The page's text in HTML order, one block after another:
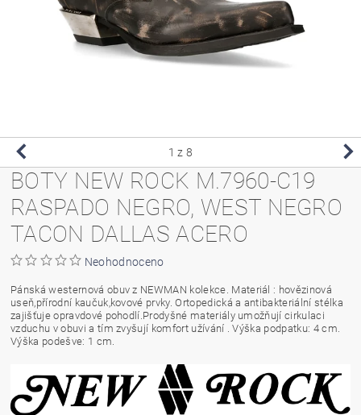
1 z 8
BOTY NEW ROCK M.7960-C19
RASPADO NEGRO, WEST NEGRO
TACON DALLAS ACERO
Neohodnoceno
Pánská westernová obuv z NEWMAN kolekce. Materiál : hovězinová
useň,přírodní kaučuk,kovové prvky. Ortopedická a antibakteriální stélka
zajišťuje opravdové pohodlí.Prodyšné materiály umožňují cirkulaci
vzduchu v obuvi a tím zvyšují komfort užívání . Výška podpatku: 4 cm.
Výška podešve: 1 cm.